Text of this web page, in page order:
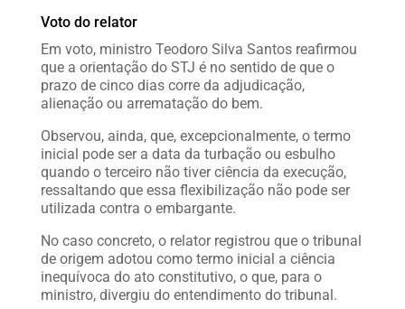
Voto do relator
Em voto, ministro Teodoro Silva Santos reafirmou
que a orientação do STJ é no sentido de que o
prazo de cinco dias corre da adjudicação,
alienação ou arrematação do bem.
Observou, ainda, que, excepcionalmente, o termo
inicial pode ser a data da turbação ou esbulho
quando o terceiro não tiver ciência da execução,
ressaltando que essa flexibilização não pode ser
utilizada contra o embargante.
No caso concreto, o relator registrou que o tribunal
de origem adotou como termo inicial a ciência
inequívoca do ato constitutivo, o que, para o
ministro, divergiu do entendimento do tribunal.